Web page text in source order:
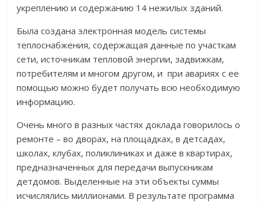
укреплению и содержанию 14 нежилых зданий.
Была создана электронная модель системы
теплоснабжения, содержащая данные по участкам
сети, источникам тепловой энергии, задвижкам,
потребителям и многом другом, и при авариях с ее
помощью можно будет получать всю необходимую
информацию.
Очень много в разных частях доклада говорилось о
ремонте – во дворах, на площадках, в детсадах,
школах, клубах, поликлиниках и даже в квартирах,
предназначенных для передачи выпускникам
детдомов. Выделенные на эти объекты суммы
исчислялись миллионами. В результате программа